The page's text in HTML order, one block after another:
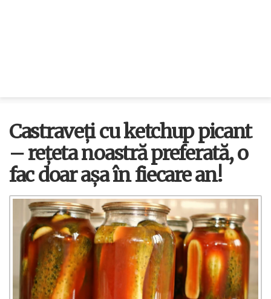
Castraveți cu ketchup picant
– rețeta noastră preferată, o
fac doar așa în fiecare an!